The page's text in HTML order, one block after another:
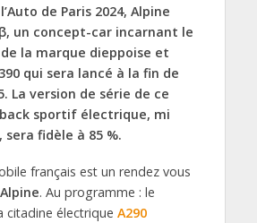
de Paris 2024, Alpine
un concept-car incarnant le
la marque dieppoise et
qui sera lancé à la fin de
La version de série de ce
sportif électrique, mi
sera fidèle à 85 %.
français est un rendez vous
Alpine. Au programme : le
citadine électrique A290